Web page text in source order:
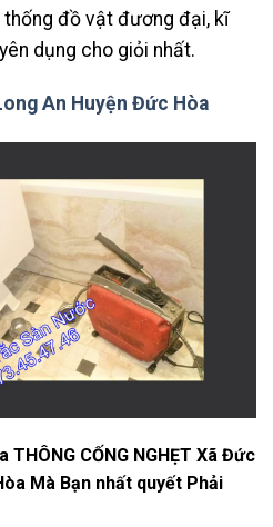
đồ vật đương đại, kĩ
dụng cho giỏi nhất.
An Huyện Đức Hòa
CỐNG NGHẸT Xã Đức
Mà Bạn nhất quyết Phải